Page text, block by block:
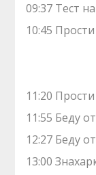
09:37 Теcт
10:45
11:20
11:55 Беду
12:27 Беду
13:00